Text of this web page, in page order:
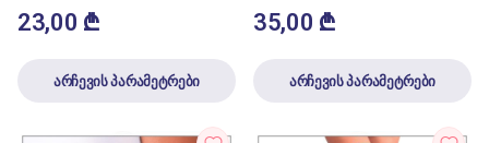
23,00 ₾
არჩევის პარამეტრები
35,00 ₾
არჩევის პარამეტრები